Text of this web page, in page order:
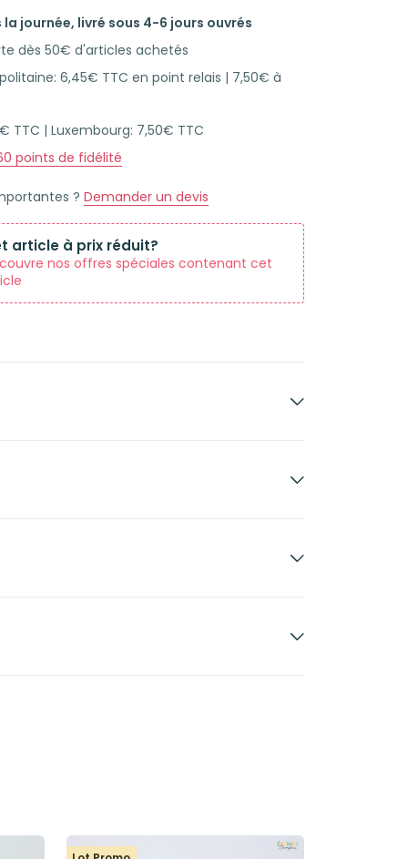
la journée, livré sous 4-6 jours ouvrés
dès 50€ d'articles achetés
6,45€ TTC en point relais | 7,50€ à
TTC | Luxembourg: 7,50€ TTC
points de fidélité
? Demander un devis
article à prix réduit?
nos offres spéciales contenant cet